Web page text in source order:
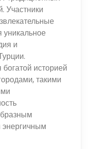
Участники
и
историей
такими